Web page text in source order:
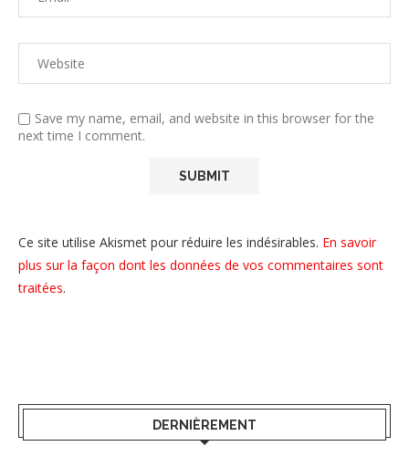
Save my name, email, and website in this browser for the
next time I comment.
Ce site utilise Akismet pour réduire les indésirables. En savoir
plus sur la façon dont les données de vos commentaires sont
traitées.
DERNIÈREMENT